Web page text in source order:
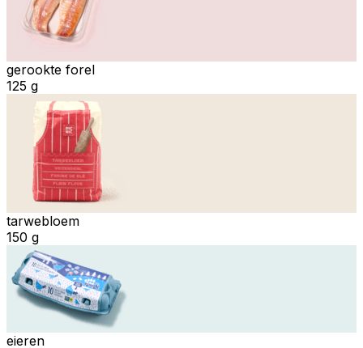
gerookte forel
125 g
tarwebloem
150 g
eieren